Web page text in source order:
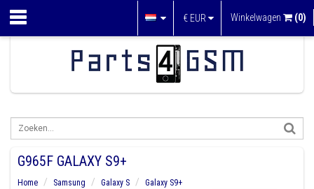
€ EUR Winkelwagen (0)
G965F GALAXY S9+
Home Samsung Galaxy S
Galaxy S9+